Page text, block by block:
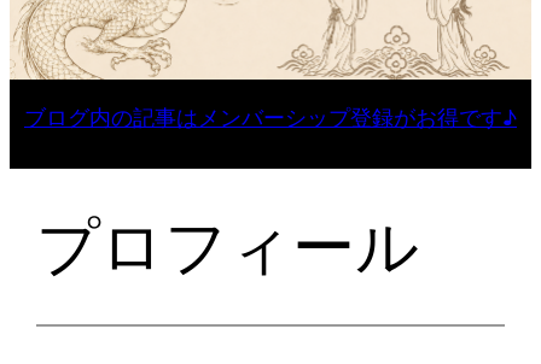
ブログ内の記事はメンバーシップ登録がお得です♪
プロフィール